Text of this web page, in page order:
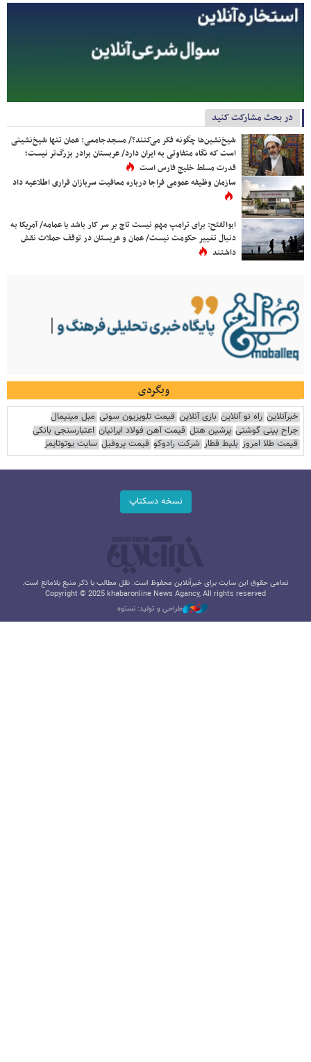
در بحث مشارکت کنید
شیخ‌نشین‌ها چگونه فکر می‌کنند؟/ مسجدجامعی: عمان تنها شیخ‌نشینی
است که نگاه متفاوتی به ایران دارد/ عربستان برادر بزرگ‌تر نیست؛
قدرت مسلط خلیج فارس است
سازمان وظیفه عمومی فراجا درباره معافیت سربازان فراری اطلاعیه داد
ابوالفتح: برای ترامپ مهم نیست تاج بر سر کار باشد یا عمامه/ آمریکا به
دنبال تغییر حکومت نیست/ عمان و عربستان در توقف حملات نقش
داشتند
وبگردی
خبرآنلاین راه نو آنلاین بازی آنلاین قیمت تلویزیون سونی مبل مینیمال
جراح بینی گوشتی پرشین هتل قیمت آهن فولاد ایرانیان اعتبارسنجی بانکی
قیمت طلا امروز بلیط قطار شرکت رادوکو قیمت پروفیل سایت یوتوتایمز
نسخه دسکتاپ
تمامی حقوق این سایت برای خبرآنلاین محفوظ است. نقل مطالب با ذکر منبع بلامانع است.
Copyright © 2025 khabaronline News Agancy, All rights reserved
طراحی و تولید: نستوه